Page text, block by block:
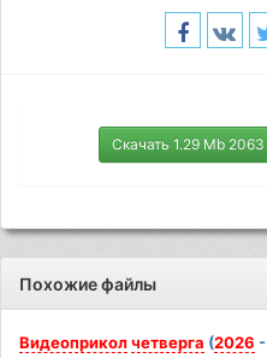
Скачать 1.29 Mb 2063
Похожие файлы
Видеоприкол четверга (2026